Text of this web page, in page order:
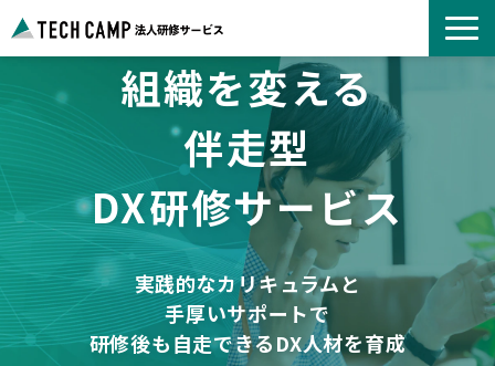
よくあるご質問
お知らせ
事例紹介一覧
コース一覧
選ばれる理由
パートナー募集
組織を変える
伴走型
DX研修サービス
実践的なカリキュラムと
手厚いサポートで
研修後も自走できるDX人材を育成